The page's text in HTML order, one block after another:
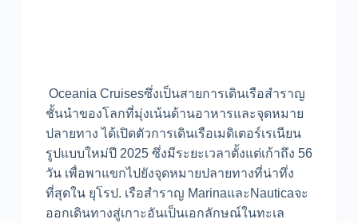
Oceania Cruisesซึ่งเป็นสายการเดินเรือสำราญ
ชั้นนำของโลกที่มุ่งเน้นด้านอาหารและจุดหมาย
ปลายทาง ได้เปิดตัวการเดินเรือเมดิเตอร์เรเนียน
รูปแบบใหม่ปี 2025 ซึ่งมีระยะเวลาตั้งแต่เก้าถึง 56
วัน เพื่อพาแขกไปยังจุดหมายปลายทางที่น่าทึ่ง
ที่สุดใน ยุโรป. เรือสำราญ MarinaและNauticaจะ
ออกเดินทางสู่เกาะอันเป็นเอกลักษณ์ในทะเล